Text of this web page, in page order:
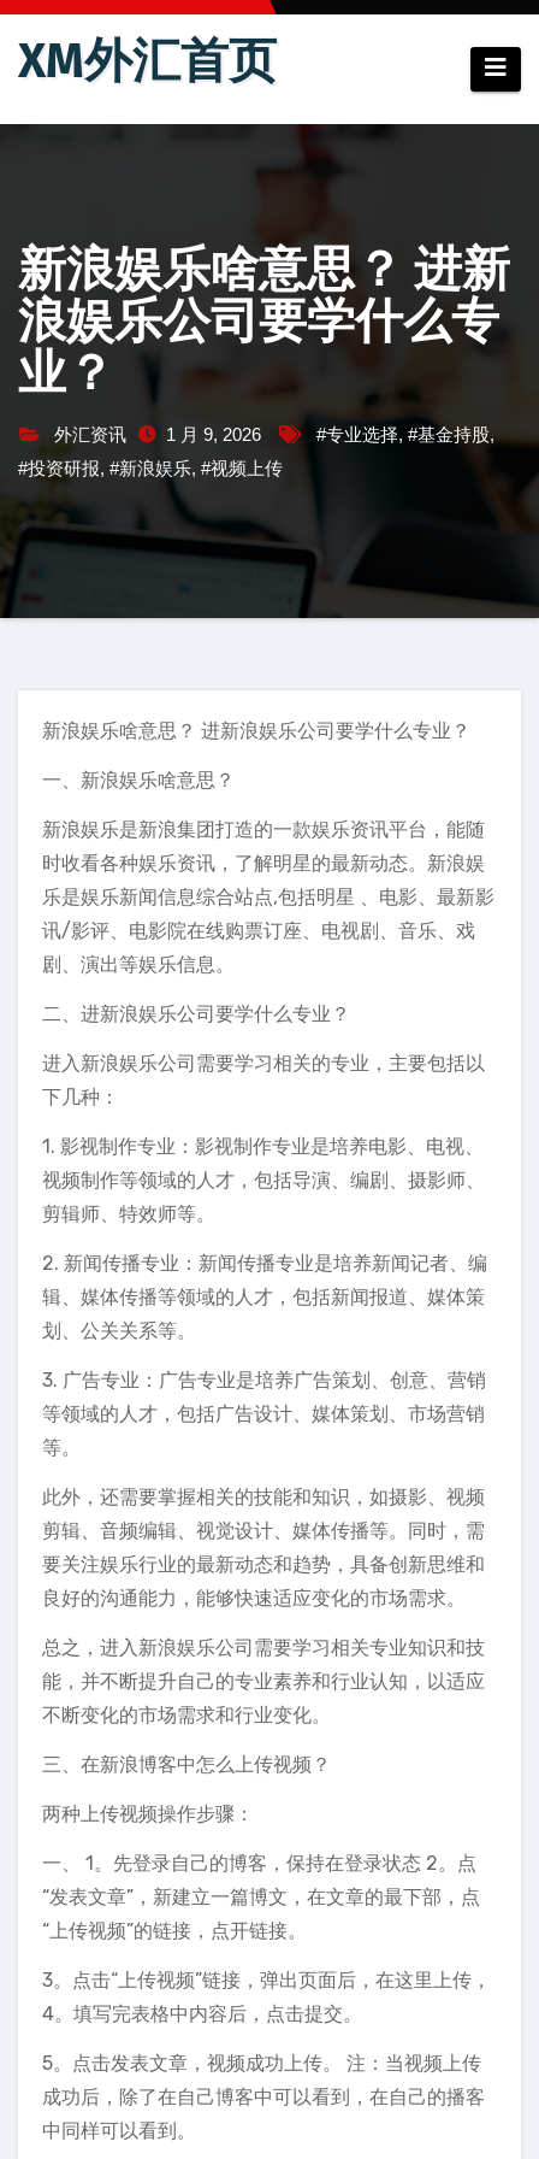
跳
XM外汇首页
新浪娱乐啥意思？ 进新
浪娱乐公司要学什么专
业？
外汇资讯 1 月 9, 2026 #专业选择, #基金持股,
#投资研报, #新浪娱乐, #视频上传
新浪娱乐啥意思？ 进新浪娱乐公司要学什么专业？
一、新浪娱乐啥意思？
新浪娱乐是新浪集团打造的一款娱乐资讯平台，能随
时收看各种娱乐资讯，了解明星的最新动态。新浪娱
乐是娱乐新闻信息综合站点,包括明星 、电影、最新影
讯/影评、电影院在线购票订座、电视剧、音乐、戏
剧、演出等娱乐信息。
二、进新浪娱乐公司要学什么专业？
进入新浪娱乐公司需要学习相关的专业，主要包括以
下几种：
1. 影视制作专业：影视制作专业是培养电影、电视、
视频制作等领域的人才，包括导演、编剧、摄影师、
剪辑师、特效师等。
2. 新闻传播专业：新闻传播专业是培养新闻记者、编
辑、媒体传播等领域的人才，包括新闻报道、媒体策
划、公关关系等。
3. 广告专业：广告专业是培养广告策划、创意、营销
等领域的人才，包括广告设计、媒体策划、市场营销
等。
此外，还需要掌握相关的技能和知识，如摄影、视频
剪辑、音频编辑、视觉设计、媒体传播等。同时，需
要关注娱乐行业的最新动态和趋势，具备创新思维和
良好的沟通能力，能够快速适应变化的市场需求。
总之，进入新浪娱乐公司需要学习相关专业知识和技
能，并不断提升自己的专业素养和行业认知，以适应
不断变化的市场需求和行业变化。
三、在新浪博客中怎么上传视频？
两种上传视频操作步骤：
一、 1。先登录自己的博客，保持在登录状态 2。点
“发表文章”，新建立一篇博文，在文章的最下部，点
“上传视频”的链接，点开链接。
3。点击“上传视频”链接，弹出页面后，在这里上传，
4。填写完表格中内容后，点击提交。
5。点击发表文章，视频成功上传。 注：当视频上传
成功后，除了在自己博客中可以看到，在自己的播客
中同样可以看到。